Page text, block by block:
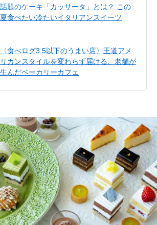
話題のケーキ「カッサータ」とは？ この
夏食べたい冷たいイタリアンスイーツ
〈食べログ3.5以下のうまい店〉王道アメ
リカンスタイルを変わらず届ける、老舗が
生んだベーカリーカフェ